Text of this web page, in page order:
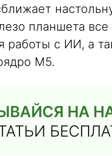
планшета
работы с ИИ, а
M5.
НА